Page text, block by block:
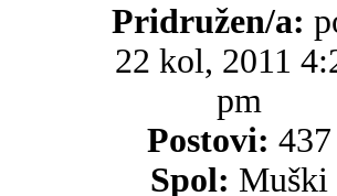
Pridružen/a:
22 kol, 2011
pm
Postovi: 437
Spol: Muški